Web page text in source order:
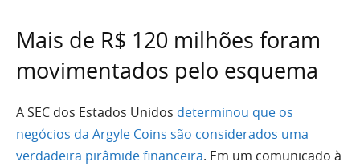
Mais de R$ 120 milhões foram
movimentados pelo esquema
A SEC dos Estados Unidos determinou que os
negócios da Argyle Coins são considerados uma
verdadeira pirâmide financeira. Em um comunicado à